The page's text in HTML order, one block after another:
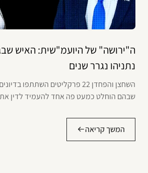
ה"ירושה" של היועמ"שית: האיש
נתניהו נגרר שנים
שבהם הוחלט כמעט פה אחד להעמיד לדין
המשך קריאה